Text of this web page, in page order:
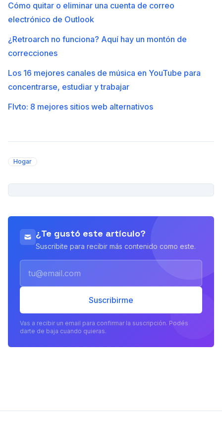
Cómo quitar o eliminar una cuenta de correo
electrónico de Outlook
¿Retroarch no funciona? Aquí hay un montón de
correcciones
Los 16 mejores canales de música en YouTube para
concentrarse, estudiar y trabajar
Flvto: 8 mejores sitios web alternativos
Hogar
¿Te gustó este artículo?
Suscribite para recibir más contenido como este.
Suscribirme
Vas a recibir un email para confirmar la suscripción. Podés
darte de baja cuando quieras.